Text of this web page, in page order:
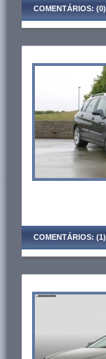
COMENTÁRIOS: (0)
COMENTÁRIOS: (1)